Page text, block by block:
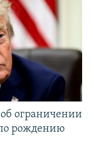
ограничении
рождению